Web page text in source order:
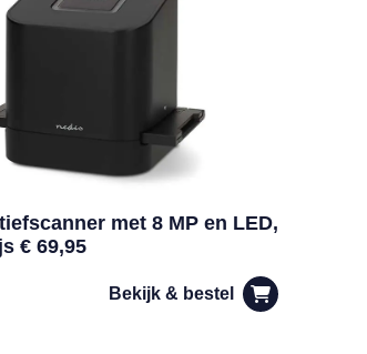
met 8 MP en LED,
€ 69,95
Bekijk & bestel